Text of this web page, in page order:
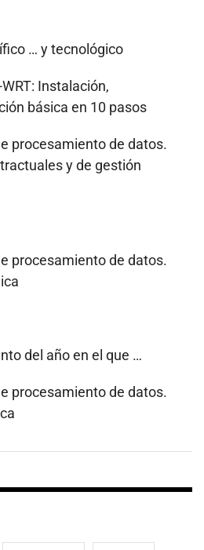
… y tecnológico
Instalación,
básica en 10 pasos
procesamiento de datos.
y de gestión
procesamiento de datos.
del año en el que …
procesamiento de datos.